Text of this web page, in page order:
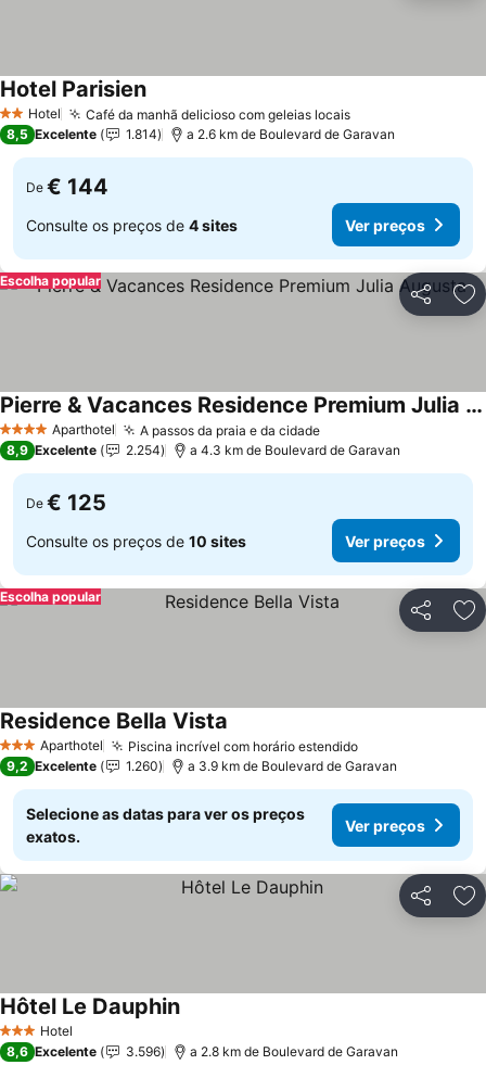
2 Estrelas
Hotel Café da manhã delicioso com geleias locais
Hotel Parisien
8,5 Excelente 1.814 a 2.6 km de Boulevard de Garavan
De € 144
Consulte os preços de 4 sites Ver preços
Partilhar
Escolha popular
4 EstrelasAparthotel A passos da praia e da cidade
Pierre & Vacances Residence Premium Julia Augusta
8,9 Excelente 2.254 a 4.3 km de Boulevard de Garavan
De € 125
Consulte os preços de 10 sites Ver preços
Partilhar
Escolha popular
3 EstrelasAparthotel Piscina incrível com horário estendido
Residence Bella Vista
9,2 Excelente 1.260 a 3.9 km de Boulevard de Garavan
Selecione as datas para ver os preços
exatos.
Ver preços
Partilhar
3 EstrelasHotel
Hôtel Le Dauphin
8,6 Excelente 3.596 a 2.8 km de Boulevard de Garavan